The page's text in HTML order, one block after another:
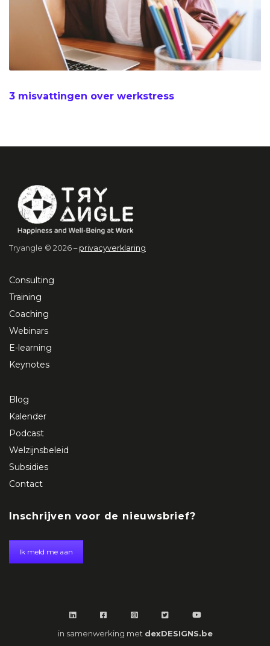
3 misvattingen over werkstress
Tryangle © 2026 – privacyverklaring
Consulting
Training
Coaching
Webinars
E-learning
Keynotes
Blog
Kalender
Podcast
Welzijnsbeleid
Subsidies
Contact
Inschrijven voor de nieuwsbrief?
Ik meld me aan
in samenwerking met dexDESIGNS.be